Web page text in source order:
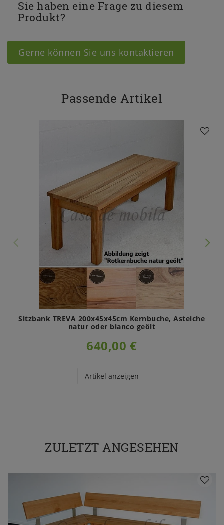
Sie haben eine Frage zu diesem
Produkt?
Gerne können Sie uns kontaktieren
Passende Artikel
Sitzbank TREVA 200x45x45cm Kernbuche, Asteiche
natur oder bianco geölt
640,00 €
Artikel anzeigen
ZULETZT ANGESEHEN